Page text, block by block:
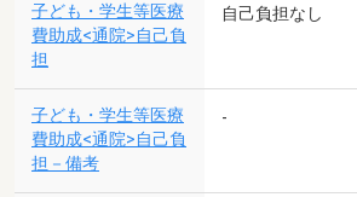
子ども・学生等医療
費助成<通院>自己負
担
自己負担なし
子ども・学生等医療
費助成<通院>自己負
担－備考
-